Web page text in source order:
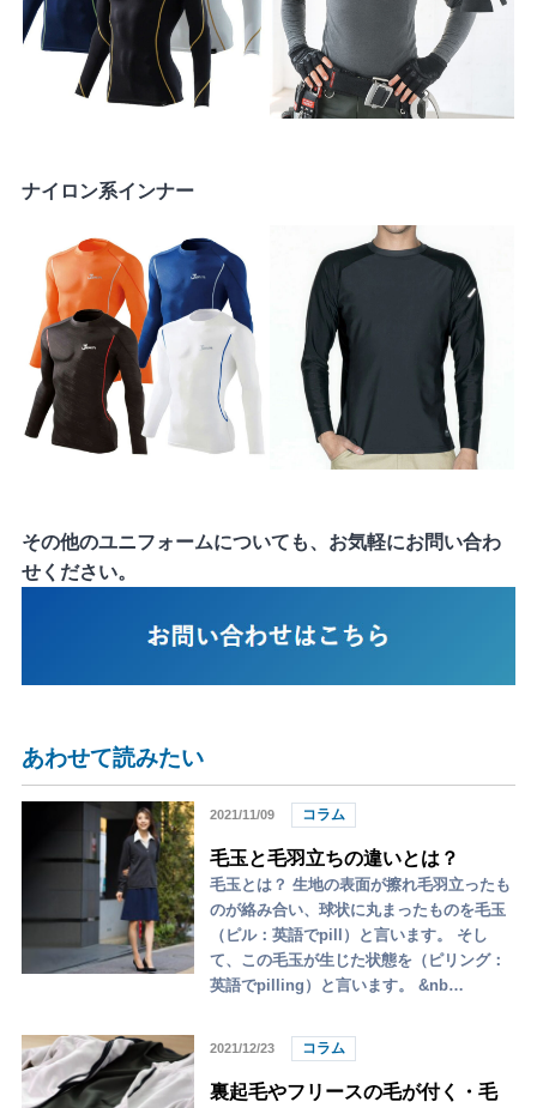
ナイロン系インナー
その他のユニフォームについても、お気軽にお問い合わ
せください。
あわせて読みたい
2021/11/09 コラム
毛玉と毛羽立ちの違いとは？
毛玉とは？ 生地の表面が擦れ毛羽立ったも
のが絡み合い、球状に丸まったものを毛玉
（ピル：英語でpill）と言います。 そし
て、この毛玉が生じた状態を（ピリング：
英語でpilling）と言います。 &nb…
2021/12/23 コラム
裏起毛やフリースの毛が付く・毛